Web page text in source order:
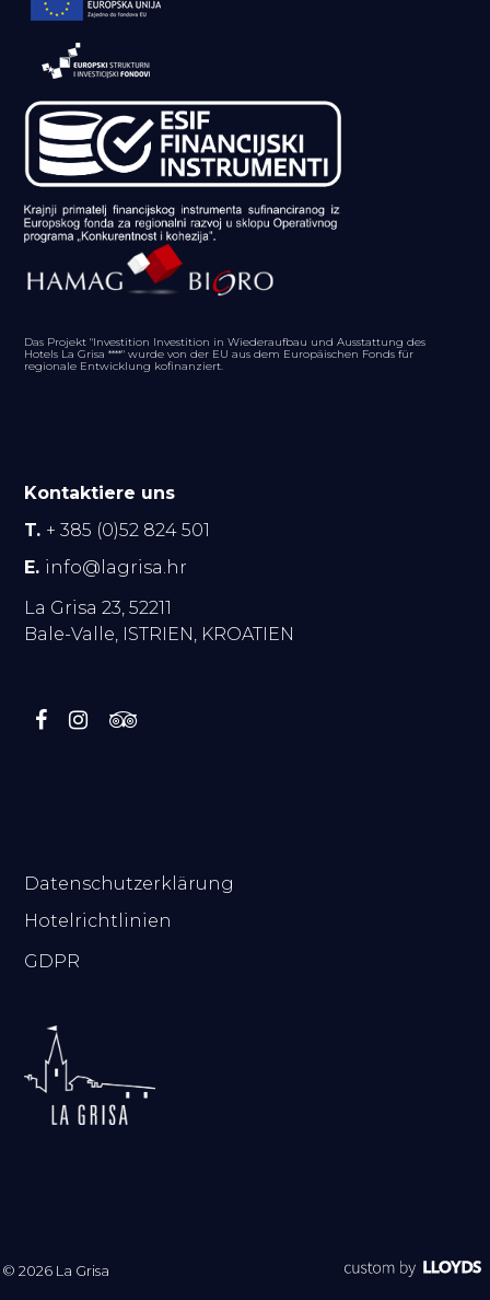
Das Projekt "Investition Investition in Wiederaufbau und Ausstattung des
Hotels La Grisa ****" wurde von der EU aus dem Europäischen Fonds für
regionale Entwicklung kofinanziert.
Kontaktiere uns
T. + 385 (0)52 824 501
E. info@lagrisa.hr
La Grisa 23, 52211
Bale-Valle, ISTRIEN, KROATIEN
Datenschutzerklärung
Hotelrichtlinien
GDPR
© 2026 La Grisa